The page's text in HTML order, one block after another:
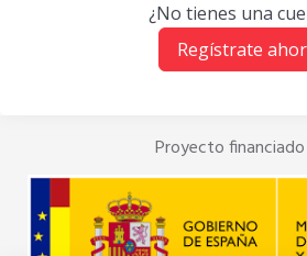
¿No tienes una
Regístrate
Proyecto